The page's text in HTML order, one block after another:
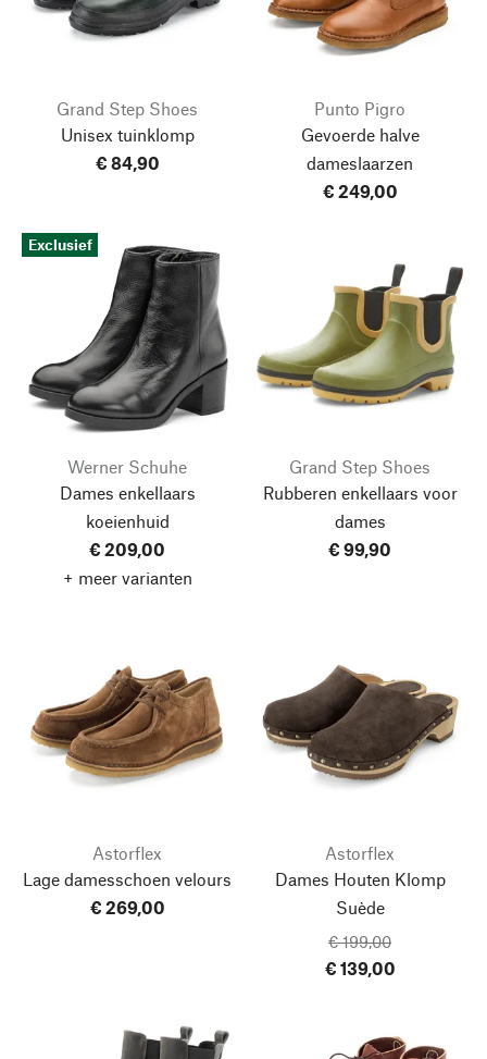
Grand Step Shoes
Unisex tuinklomp
€ 84,90
Punto Pigro
Gevoerde halve
dameslaarzen
€ 249,00
Exclusief
Werner Schuhe
Dames enkellaars
koeienhuid
€ 209,00
+ meer varianten
Grand Step Shoes
Rubberen enkellaars voor
dames
€ 99,90
Astorflex
Lage damesschoen velours
€ 269,00
Astorflex
Dames Houten Klomp
Suède
€ 199,00
€ 139,00